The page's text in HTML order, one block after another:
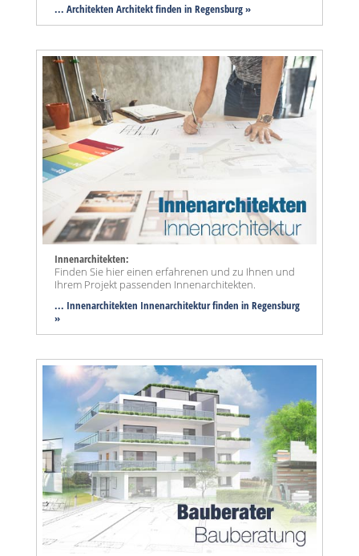
... Architekten Architekt finden in Regensburg »
Innenarchitekten:
Finden Sie hier einen erfahrenen und zu Ihnen und
Ihrem Projekt passenden Innenarchitekten.
... Innenarchitekten Innenarchitektur finden in Regensburg
»